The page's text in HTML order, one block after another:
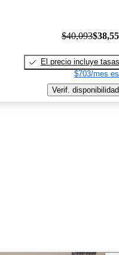
$40,093
El precio incluye tasas
$703/mes
Verif. disponibilidad